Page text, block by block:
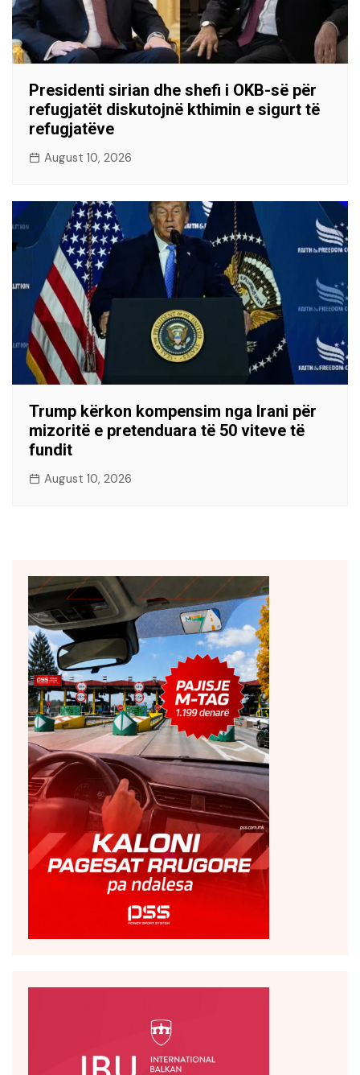
Presidenti sirian dhe shefi i OKB-së për
refugjatët diskutojnë kthimin e sigurt të
refugjatëve
August 10, 2026
Trump kërkon kompensim nga Irani për
mizoritë e pretenduara të 50 viteve të
fundit
August 10, 2026